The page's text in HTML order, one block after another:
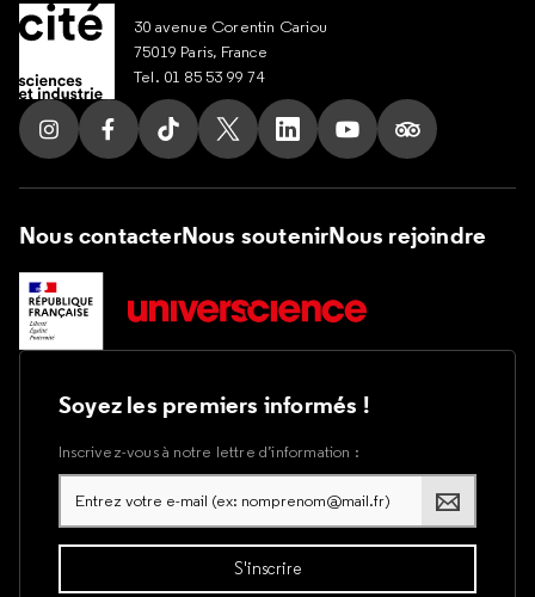
30 avenue Corentin Cariou
75019 Paris, France
Tel. 01 85 53 99 74
Suivez nous sur Instagram
Suivez nous sur Facebook
Suivez nous sur Tik Tok
Suivez nous sur X
Suivez nous sur LinkedIn
Suivez nous sur
Suivez nous
Nous contacterNous soutenirNous rejoindre
Soyez les premiers informés !
Inscrivez-vous à notre lettre d’information :